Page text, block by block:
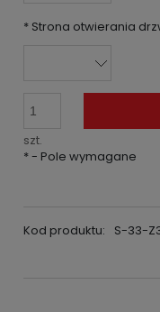
* Strona otwierania
szt.
*- Pole wymagane
Kod produktu: S-33-